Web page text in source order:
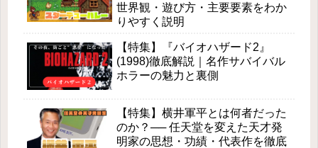
世界観・遊び方・主要要素をわか
りやすく説明
【特集】『バイオハザード2』
(1998)徹底解説｜名作サバイバル
ホラーの魅力と裏側
【特集】横井軍平とは何者だった
のか？── 任天堂を変えた天才発
明家の思想・功績・代表作を徹底